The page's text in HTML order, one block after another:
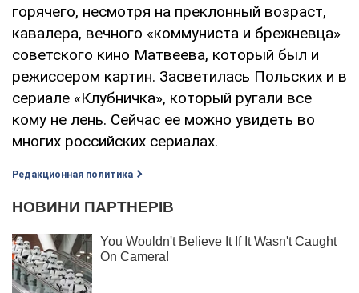
горячего, несмотря на преклонный возраст,
кавалера, вечного «коммуниста и брежневца»
советского кино Матвеева, который был и
режиссером картин. Засветилась Польских и в
сериале «Клубничка», который ругали все
кому не лень. Сейчас ее можно увидеть во
многих российских сериалах.
Редакционная политика